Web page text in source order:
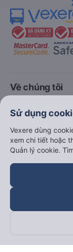
Về chúng tôi
Hỗ trợ
Trở thành đối
Đối tác thanh
Sử dụng
Vexere dùng
xem chi tiết hoặc
Quản lý cookie.